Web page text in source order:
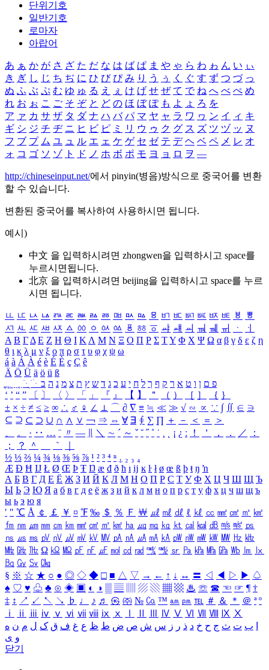
단위기호
일반기호
로마자
아랍어
あ ぁ か が さ ざ た だ な は ば ぱ ま や ゃ ら わ ゎ ん い ぃ
き ぎ し じ ち ぢ に ひ び ぴ み り う ぅ く ぐ す ず つ づ っ
ぬ ふ ぶ ぷ む ゆ ゅ る え ぇ け げ せ ぜ て で ね へ べ ぺ め
れ お ぉ こ ご そ ぞ と ど の ほ ぼ ぽ も よ ょ ろ を
ア ァ カ サ ザ タ ダ ナ ハ バ パ マ ヤ ャ ラ ワ ヮ ン イ ィ キ
ギ シ ジ チ ヂ ニ ヒ ビ ピ ミ リ ウ ゥ ク グ ス ズ ツ ヅ ッ ヌ
フ ブ プ ム ユ ュ ル エ ェ ケ ゲ セ ゼ テ デ ヘ ベ ペ メ レ オ
ォ コ ゴ ソ ゾ ト ド ノ ホ ボ ポ モ ヨ ョ ロ ヲ ―
http://chineseinput.net/에서 pinyin(병음)방식으로 중국어를 변환
할 수 있습니다.
변환된 중국어를 복사하여 사용하시면 됩니다.
예시)
中文 을 입력하시려면 zhongwen을 입력하시고 space를
누르시면됩니다.
北京 을 입력하시려면 beijing을 입력하시고 space를 누르
시면 됩니다.
ㅥ ㅦ ㅧ ㅨ ㅩ ㅪ ㅫ ㅬ ㅭ ㅮ ㅯ ㅰ ㅱ ㅲ ㅳ ㅴ ㅵ ㅶ ㅷ ㅸ
ㅹ
ㅺ ㅻ ㅼ ㅽ ㅾ ㅿ ㆀ ㆁ ㆂ ㆃ ㆄ ㆅ ㆆ ㆇ ㆈ ㆉ ㆊ ㆋ ㆌ ㆍ
ㆎ
Α Β ΓΔ Ε Ζ Η Θ Ι ΚΛ Μ Ν Ξ Ο Π Ρ Σ ΤΥ Φ Χ Ψ Ω α β γ δ ε ζ η
θ ι κ λ μ ν ξ ο π ρ σ τ υ φ χ ψ ω
á à Á À é è É È ç Ç ê
Ä Ö Ü ä ö ü ß
ִֶֹ ֻּ ׁׂ פ ם ן ו ט א ר ק ף ך ל ח י ע כ ג ד ש ץ ת צ מ נ ה ב
‘ ’ “ ” 〔 〕 〈 〉 「 」 『 』 【 】 ＂ （ ） ［ ］ ｛ ｝
± × ÷ ≠ ≤ ≥ ∞ ∴ ♂ ♀ ∠ ⊥ ⌒ ∂ ∇ ≡ ≒ ≪ ≫ √ ∽ ∝ ∵ ∫ ∬ ∈ ∋
⊆ ⊇ ⊂ ⊃ ∪ ∩ ∧ ∨ ￢ ⇒ ⇔ ∀ ∃ ∮ ∑ ∏ ＋ － ＜ ＝
＞
、
。 · ‥ … ¨ 〃 ― ＼ ∼ ´ ～ ˇ ˘ ˝ ˚ ˙ ¸ ¡ ¿ ː ！ ＇ ， ． ／
：
；
？ ＾ ｀
½ ⅓ ⅔ ¼ ¾ ⅛ ⅜ ⅝ ⅞ ¹ ² ³ ⁴ ⁿ ₁ ₂ ₃ ₄
Æ Ð Ħ Ĳ Ł Ø Œ Þ Ŧ Ŋ æ đ ð ħ ı ĳ ĸ ŀ ł ø œ ß þ ŧ ŋ ŉ
А Б В Г Д Е Ё Ж З И Й К Л М Н О П Р С Т У Ф Х Ц Ч Ш Щ Ъ
Ы Ь Э Ю Я а б в г д е ё ж з и й к л м н о п р с т у ф х ц ч ш щ ъ
ы ь э ю я
′ ″ ℃ Å ￠ ￡ ￥ ¤ ℉ ‰ ＄ ％ Ｆ ￦ ㎕ ㎖ ㎗ ℓ ㎘ ㏄ ㎣ ㎤ ㎥ ㎦
㎙ ㎚ ㎛ ㎜ ㎝ ㎞ ㎟ ㎠ ㎡ ㎢ ㏊ ㎍ ㎎ ㎏ ㏏ ㎈ ㎉ ㏈ ㎧ ㎨ ㎰
㎱ ㎲ ㎳ ㎴ ㎵ ㎶ ㎷ ㎸ ㎹ ㎀ ㎁ ㎂ ㎃ ㎄ ㎺ ㎻ ㎽ ㎾ ㎿ ㎐ ㎑
㎒ ㎓ ㎔ Ω ㏀ ㏁ ㎊ ㎋ ㎌ ㏖ ㏅ ㎭ ㎮ ㎯ ㏛ ㎩ ㎪ ㎫ ㎬ ㏝ ㏐
㏓
㏃ ㏉ ㏜ ㏆
§ ※ ☆ ★ ○ ● ◎ ◇ ◆ □ ■ △ ▽ → ← ↑ ↓ ↔ 〓 ◁ ◀ ▷ ▶ ♤
♠ ♡ ♥ ♧ ♣ ⊙ ◈ ▣ ◐ ◑ ▒ ▤ ▨ ▧ ▦ ▩ ♨ ☏ ☎ ☜ ☞ ¶ †
‡ ↕ ↗ ↙ ↖ ↘ ♭ ♩ ♪ ♬ ㉿ ㈜ № ㏇ ™ ㏂ ㏘ ℡ ＃ ＆ ＊ ＠ ª º
ⅰ
ⅱ ⅲ ⅳ ⅴ ⅵ ⅶ ⅷ ⅸ ⅹ Ⅳ Ⅴ Ⅵ Ⅶ Ⅷ Ⅸ Ⅹ
ب ت ث ج ح خ د ذ ر ز س ش ص ض ط ظ ع غ ف ق ک ل م ن ه
و ی
닫기